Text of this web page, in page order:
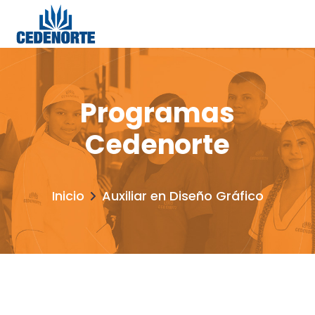
Programas
Cedenorte
Inicio Auxiliar en Diseño Gráfico